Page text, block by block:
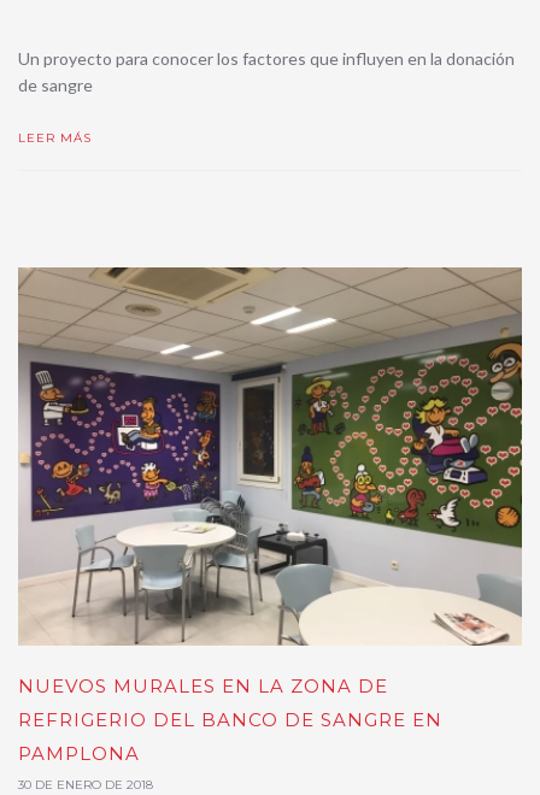
Un proyecto para conocer los factores que influyen en la donación
de sangre
LEER MÁS
NUEVOS MURALES EN LA ZONA DE
REFRIGERIO DEL BANCO DE SANGRE EN
PAMPLONA
30 DE ENERO DE 2018